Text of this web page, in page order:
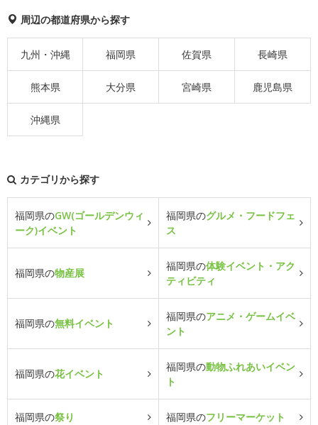
周辺の都道府県から探す
九州・沖縄 福岡県 佐賀県 長崎県
熊本県 大分県 宮崎県 鹿児島県
沖縄県
カテゴリから探す
福岡県のGW(ゴールデンウィ
ーク)イベント
福岡県のグルメ・フードフェ
ス
福岡県の物産展
福岡県の体験イベント・アク
ティビティ
福岡県の無料イベント
福岡県のアニメ・ゲームイベ
ント
福岡県の花イベント
福岡県の動物ふれあいイベン
ト
福岡県の祭り 福岡県のフリーマーケット